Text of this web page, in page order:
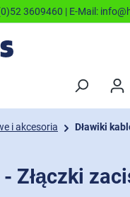
3609460 | E-Mail:
i akcesoria Dławiki
Złączki